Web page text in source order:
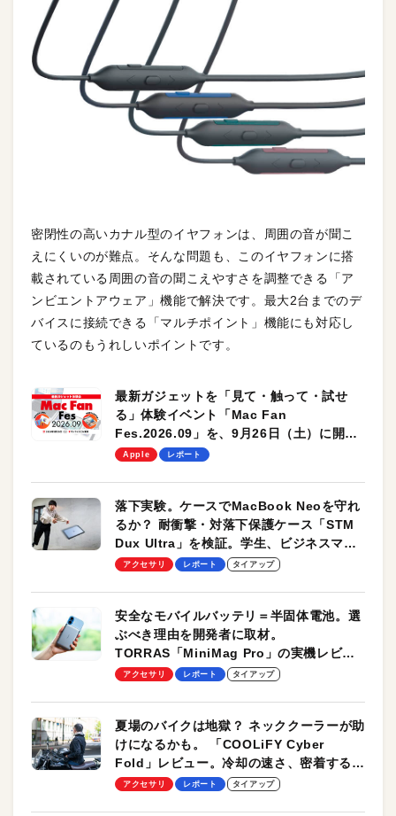
密閉性の高いカナル型のイヤフォンは、周囲の音が聞こ
えにくいのが難点。そんな問題も、このイヤフォンに搭
載されている周囲の音の聞こえやすさを調整できる「ア
ンビエントアウェア」機能で解決です。最大2台までのデ
バイスに接続できる「マルチポイント」機能にも対応し
ているのもうれしいポイントです。
最新ガジェットを「見て・触って・試せ
る」体験イベント「Mac Fan
Fes.2026.09」を、9月26日（土）に開催
します！
Apple レポート
落下実験。ケースでMacBook Neoを守れ
るか？ 耐衝撃・対落下保護ケース「STM
Dux Ultra」を検証。学生、ビジネスマン
のモバイルユースに最適！
アクセサリ レポート タイアップ
安全なモバイルバッテリ＝半固体電池。選
ぶべき理由を開発者に取材。
TORRAS「MiniMag Pro」の実機レビュ
ーも
アクセサリ レポート タイアップ
夏場のバイクは地獄？ ネッククーラーが助
けになるかも。 「COOLiFY Cyber
Fold」レビュー。冷却の速さ、密着する冷
却プレート、シンプルな操作性がグッド！
アクセサリ レポート タイアップ